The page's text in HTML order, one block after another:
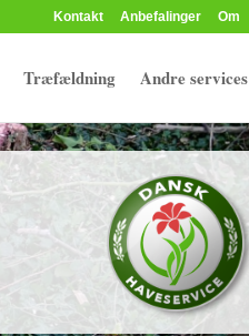
Kontakt Anbefalinger Om
Træfældning Andre services